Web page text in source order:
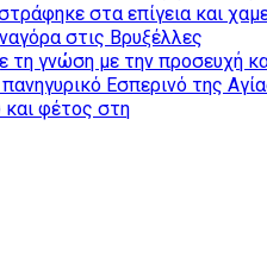
στα επίγεια και
στις Βρυξέλλες
γνώση με την προσευχή
Εσπερινό της
και φέτος στη